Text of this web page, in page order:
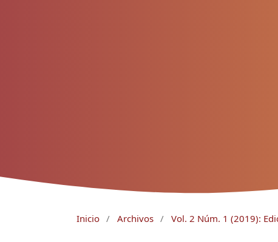
Inicio / Archivos / Vol. 2 Núm. 1 (2019):